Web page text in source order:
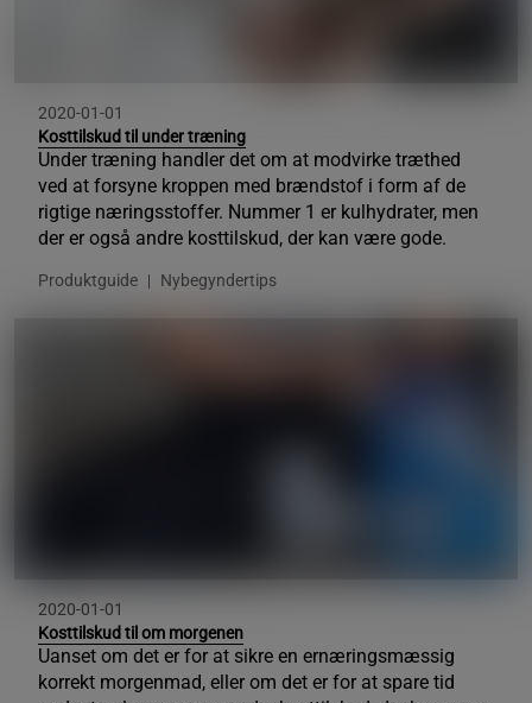
2020-01-01
Kosttilskud til under træning
Under træning handler det om at modvirke træthed
ved at forsyne kroppen med brændstof i form af de
rigtige næringsstoffer. Nummer 1 er kulhydrater, men
der er også andre kosttilskud, der kan være gode.
Produktguide Nybegyndertips
2020-01-01
Kosttilskud til om morgenen
Uanset om det er for at sikre en ernæringsmæssig
korrekt morgenmad, eller om det er for at spare tid